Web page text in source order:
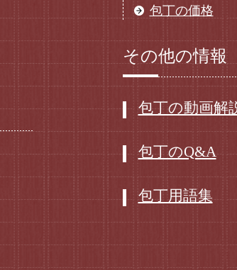
包丁の価格
その他の情報
包丁の動画解
包丁のQ&A
包丁用語集